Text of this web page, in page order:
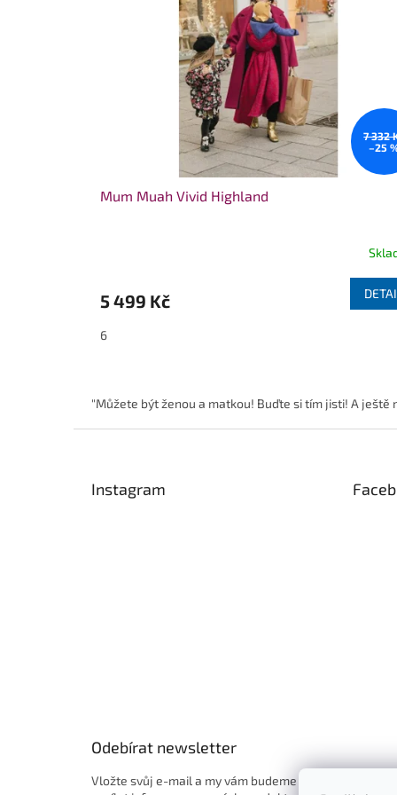
7 332
–25
Mum Muah Vivid Highland
5 499 Kč
6
"Můžete být ženou a matkou! Buďte si tím jisti! A
Instagram
Odebírat newsletter
Vložte svůj e-mail a my vám budeme